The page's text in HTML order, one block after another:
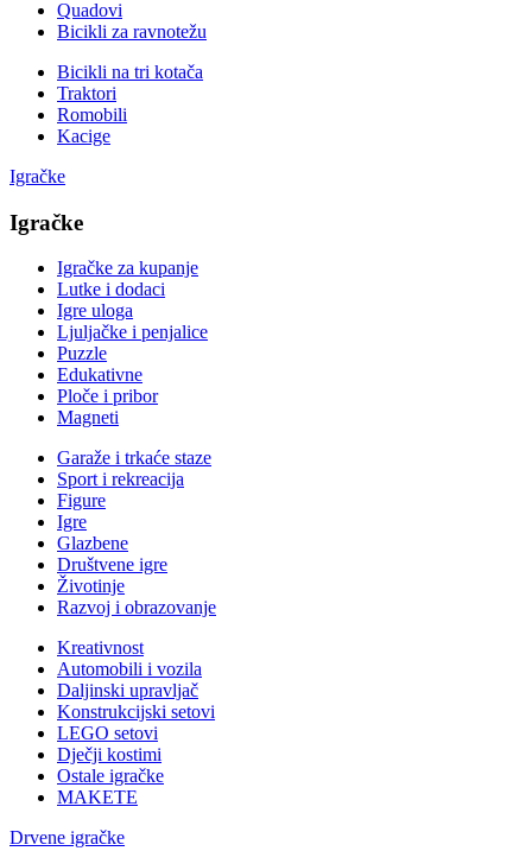
Quadovi
Bicikli za ravnotežu
Bicikli na tri kotača
Traktori
Romobili
Kacige
Igračke
Igračke
Igračke za kupanje
Lutke i dodaci
Igre uloga
Ljuljačke i penjalice
Puzzle
Edukativne
Ploče i pribor
Magneti
Garaže i trkaće staze
Sport i rekreacija
Figure
Igre
Glazbene
Društvene igre
Životinje
Razvoj i obrazovanje
Kreativnost
Automobili i vozila
Daljinski upravljač
Konstrukcijski setovi
LEGO setovi
Dječji kostimi
Ostale igračke
MAKETE
Drvene igračke